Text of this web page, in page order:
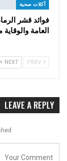
أكلات صحية
فوائد قشر
العامة
NEXT
LEAVE A REPLY